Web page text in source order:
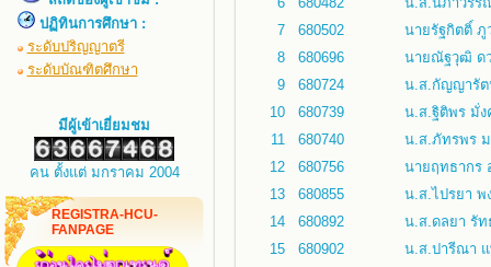
ปฏิทินการศึกษา :
ระดับปริญญาตรี
ระดับบัณฑิตศึกษา
มีผู้เข้าเยี่ยมชม
คน ตั้งแต่ มกราคม 2004
REGISTRA-HCU-
FANPAGE
7
680502
นายรัฐกิตติ์ ภู
8
680696
นายณัฐวุฒิ ด
9
680724
น.ส.กัญญารัต
10
680739
น.ส.ฐิติพร มั่ง
11
680740
น.ส.ภัทรพร
12
680756
นายฤทธากร
13
680855
น.ส.ไปรยา
14
680892
น.ส.ดลยา รั
15
680902
น.ส.ปารีณา แ